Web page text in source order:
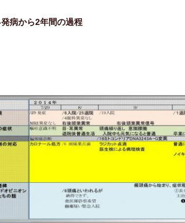
病から2年間の過程